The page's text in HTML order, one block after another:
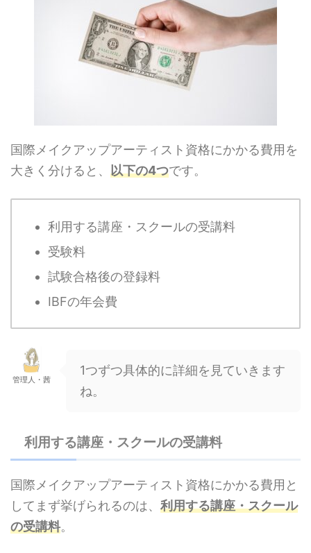
国際メイクアップアーティスト資格にかかる費用を
大きく分けると、 以下の4つです。
利用する講座・スクールの受講料
受験料
試験合格後の登録料
IBFの年会費
管理人・茜
1つずつ具体的に詳細を見ていきます
ね。
利用する講座・スクールの受講料
国際メイクアップアーティスト資格にかかる費用と
してまず挙げられるのは、 利用する講座・スクール
の受講料。